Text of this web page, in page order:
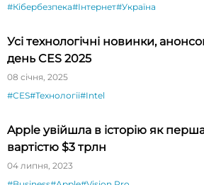
#Кібербезпека#Інтернет#Україна
Усі технологічні новинки,
день CES 2025
08 січня, 2025
#CES#Технології#Intel
Apple увійшла в історію як
вартістю $3 трлн
04 липня, 2023